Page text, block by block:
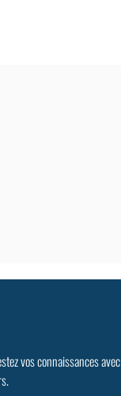
vos connaissances avec